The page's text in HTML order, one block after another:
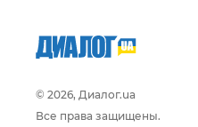
© 2026, Диалог.ua
Все права защищены.